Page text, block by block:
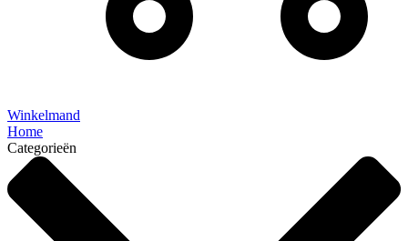
Winkelmand
Home
Categorieën